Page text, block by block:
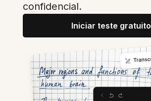
confidencial.
Iniciar teste gratuito